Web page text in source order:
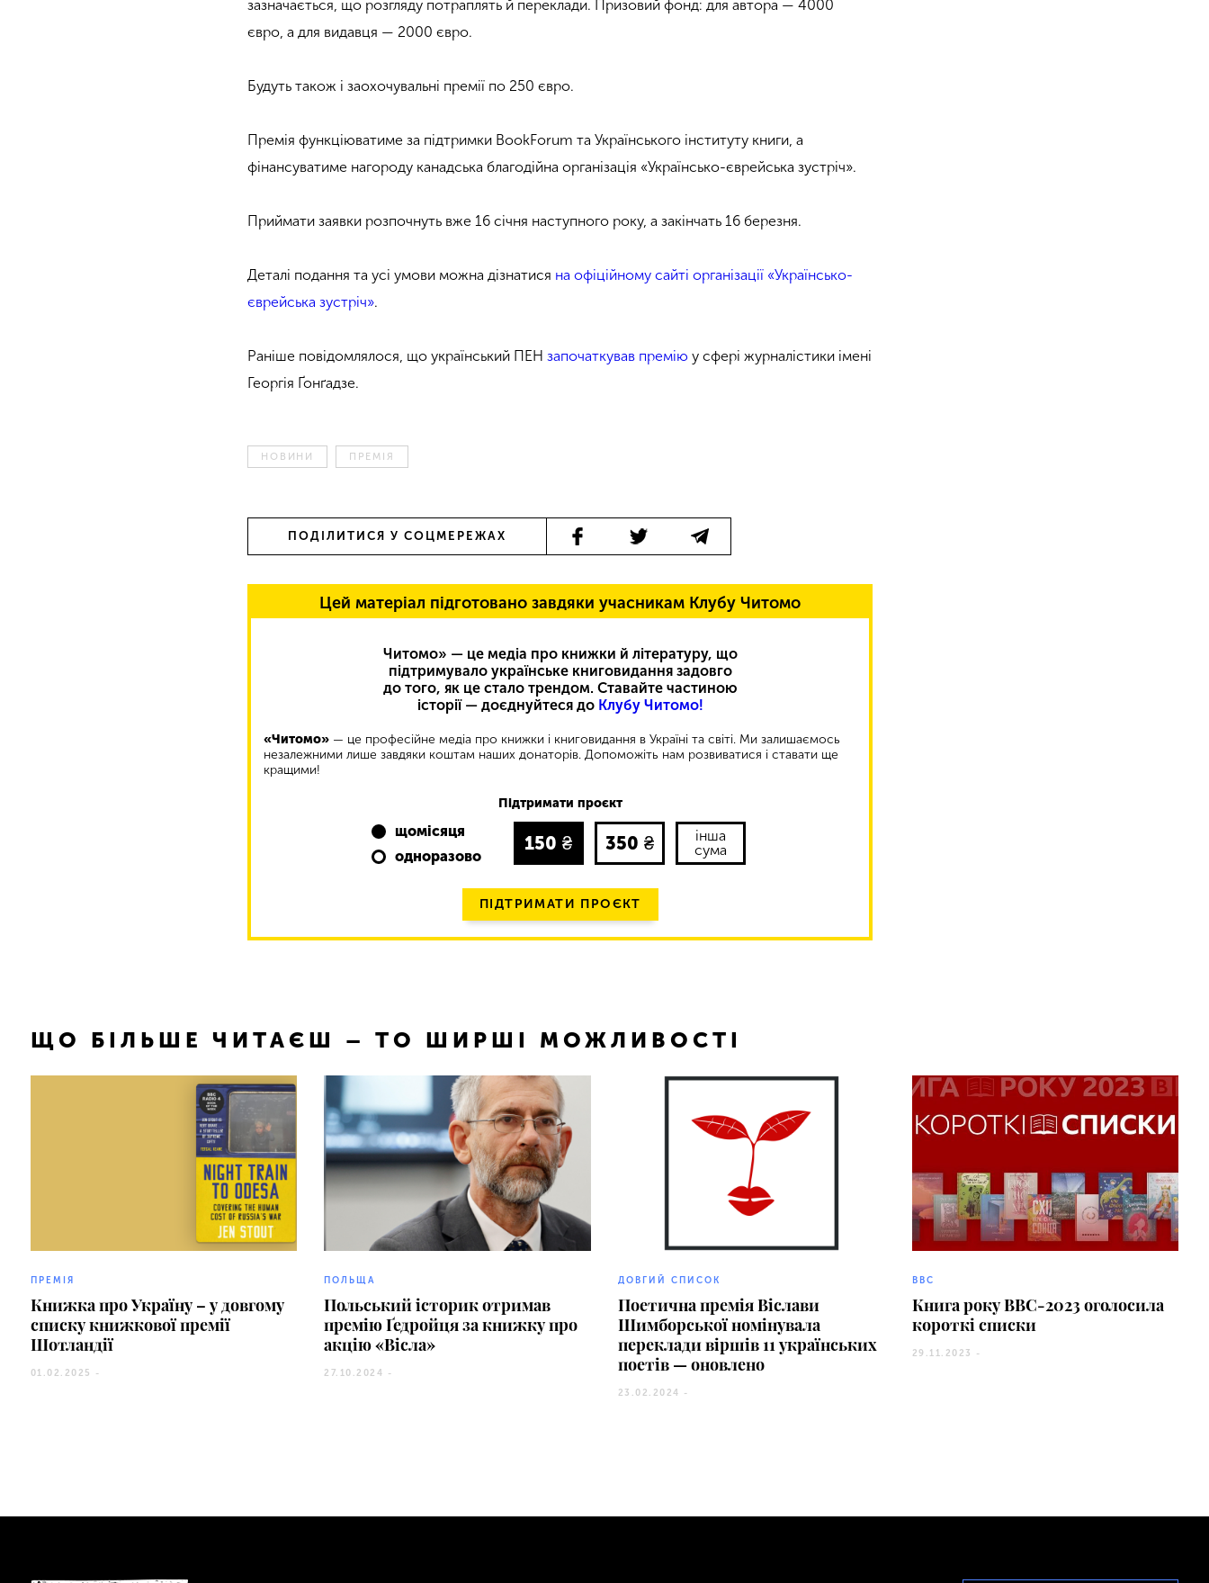
зазначається, що розгляду потраплять й переклади. Призовий фонд: для автора — 4000
євро, а для видавця — 2000 євро.
Будуть також і заохочувальні премії по 250 євро.
Премія функціюватиме за підтримки BookForum та Українського інституту книги, а
фінансуватиме нагороду канадська благодійна організація «Українсько-єврейська зустріч».
Приймати заявки розпочнуть вже 16 січня наступного року, а закінчать 16 березня.
Деталі подання та усі умови можна дізнатися на офіційному сайті організації «Українсько-
єврейська зустріч».
Раніше повідомлялося, що український ПЕНзапочаткував премію у сфері журналістики імені
Георгія Ґонґадзе.
НОВИНИ ПРЕМІЯ
ПОДІЛИТИСЯ У СОЦМЕРЕЖАХ
Цей матеріал підготовано завдяки учасникам Клубу Читомо
Читомо» — це медіа про книжки й літературу, що
підтримувало українське книговидання задовго
до того, як це стало трендом. Ставайте частиною
історії — доєднуйтеся до Клубу Читомо!
«Читомо» — це професійне медіа про книжки і книговидання в Україні та світі. Ми залишаємось
незалежними лише завдяки коштам наших донаторів. Допоможіть нам розвиватися і ставати ще
кращими!
Підтримати проєкт
щомісяця
одноразово
150 ₴ 350 ₴
інша
сума
ПІДТРИМАТИ ПРОЄКТ
ЩО БІЛЬШЕ ЧИТАЄШ – ТО ШИРШІ МОЖЛИВОСТІ
ПРЕМІЯ
Книжка про Україну – у довгому
списку книжкової премії
Шотландії
01.02.2025 -
ПОЛЬЩА
Польський історик отримав
премію Ґедройця за книжку про
акцію «Вісла»
27.10.2024 -
ДОВГИЙ СПИСОК
Поетична премія Віслави
Шимборської номінувала
переклади віршів 11 українських
поетів — оновлено
23.02.2024 -
BBC
Книга року ВВС-2023 оголосила
короткі списки
29.11.2023 -